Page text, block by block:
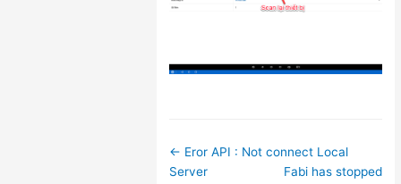
Doc
navigation
← Eror API : Not connect Local
Server
Fabi has stopped